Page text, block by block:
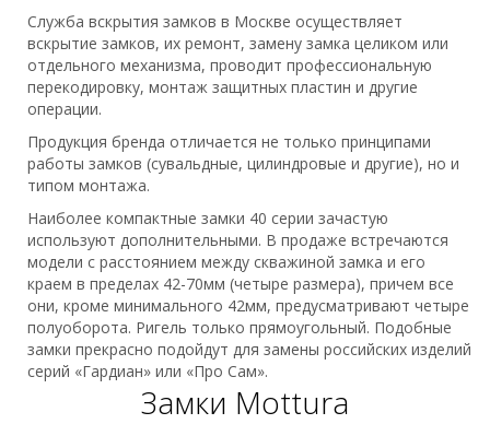
Служба вскрытия замков в Москве осуществляет
вскрытие замков, их ремонт, замену замка целиком или
отдельного механизма, проводит профессиональную
перекодировку, монтаж защитных пластин и другие
операции.
Продукция бренда отличается не только принципами
работы замков (сувальдные, цилиндровые и другие), но и
типом монтажа.
Наиболее компактные замки 40 серии зачастую
используют дополнительными. В продаже встречаются
модели с расстоянием между скважиной замка и его
краем в пределах 42-70мм (четыре размера), причем все
они, кроме минимального 42мм, предусматривают четыре
полуоборота. Ригель только прямоугольный. Подобные
замки прекрасно подойдут для замены российских изделий
серий «Гардиан» или «Про Сам».
Замки Mottura